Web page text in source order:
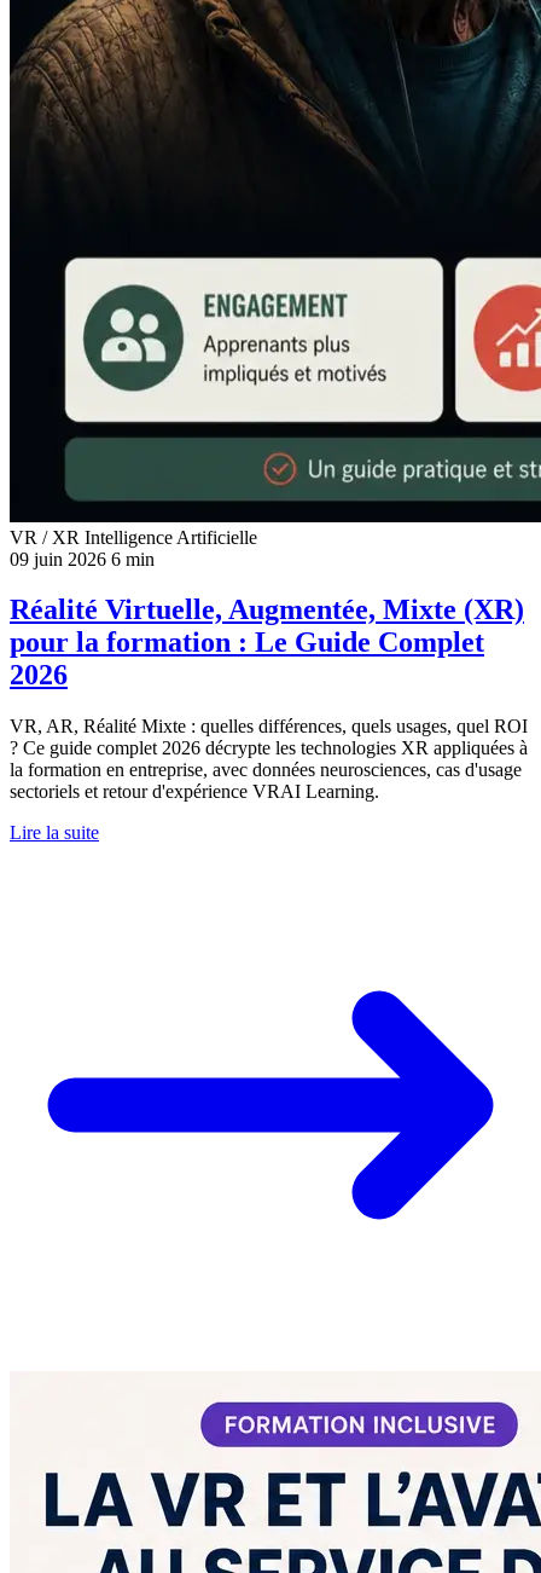
VR / XR Intelligence Artificielle
09 juin 2026 6 min
Réalité Virtuelle, Augmentée, Mixte (XR)
pour la formation : Le Guide Complet
2026
VR, AR, Réalité Mixte : quelles différences, quels usages, quel ROI
? Ce guide complet 2026 décrypte les technologies XR appliquées à
la formation en entreprise, avec données neurosciences, cas d'usage
sectoriels et retour d'expérience VRAI Learning.
Lire la suite